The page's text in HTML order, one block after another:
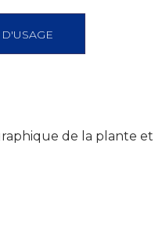
de la plante et